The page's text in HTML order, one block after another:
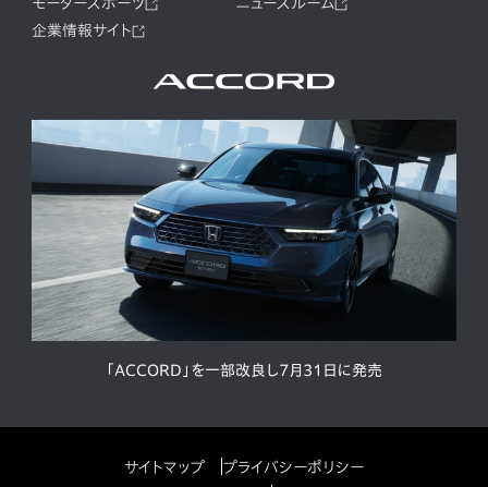
企業情報サイト
「ACCORD」を一部改良し7月31日に発売
サイトマップ
プライバシーポリシー